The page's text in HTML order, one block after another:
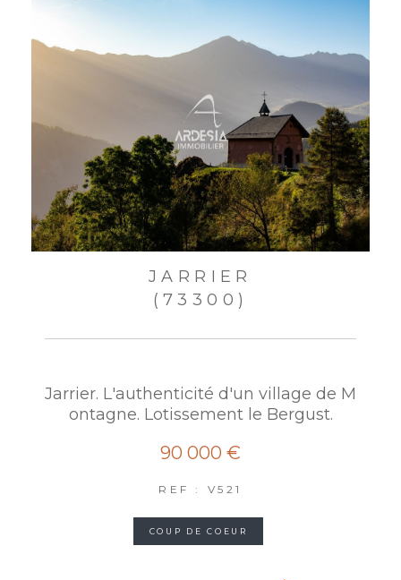
JARRIER
(73300)
Jarrier. L'authenticité d'un village de M
ontagne. Lotissement le Bergust.
90 000 €
REF : V521
COUP DE COEUR